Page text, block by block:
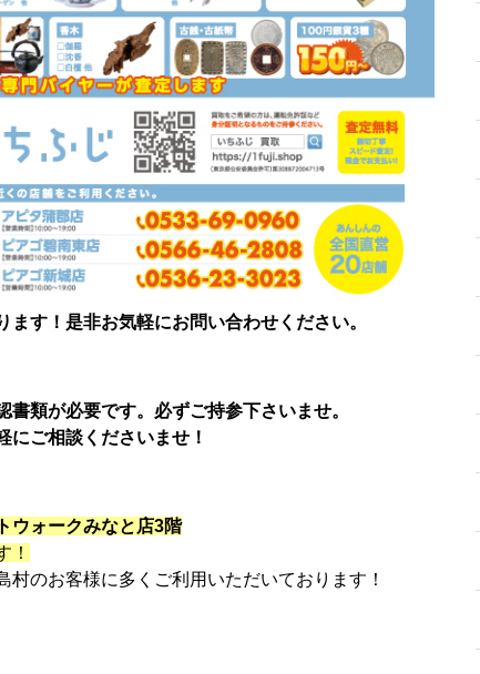
す！是非お気軽にお問い合わせください。
類が必要です。必ずご持参下さいませ。
ご相談くださいませ！
ウォークみなと店3階
！
のお客様に多くご利用いただいております！